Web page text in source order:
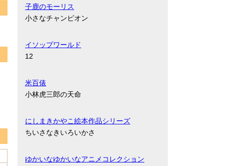
子鹿のモーリス
小さなチャンピオン
イソップワールド
12
米百俵
小林虎三郎の天命
にしまきかやこ絵本作品シリーズ
ちいさなきいろいかさ
ゆかいなゆかいなアニメコレクション